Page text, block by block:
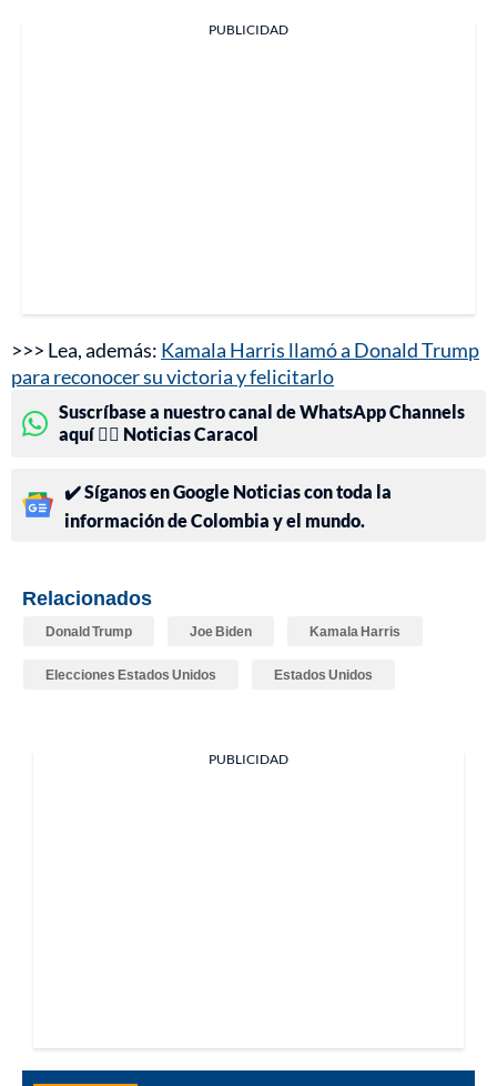
PUBLICIDAD
>>> Lea, además: Kamala Harris llamó a Donald Trump
para reconocer su victoria y felicitarlo
Suscríbase a nuestro canal de WhatsApp Channels
aquí 👉🏻 Noticias Caracol
✔️ Síganos en Google Noticias con toda la
información de Colombia y el mundo.
Relacionados
Donald Trump Joe Biden Kamala Harris
Elecciones Estados Unidos Estados Unidos
PUBLICIDAD